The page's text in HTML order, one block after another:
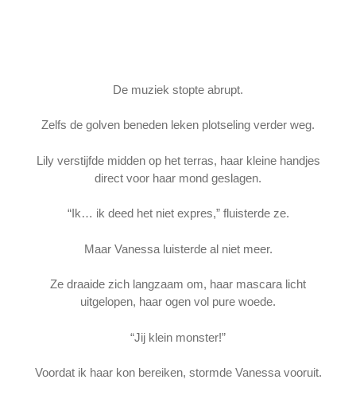
De muziek stopte abrupt.
Zelfs de golven beneden leken plotseling verder weg.
Lily verstijfde midden op het terras, haar kleine handjes
direct voor haar mond geslagen.
“Ik… ik deed het niet expres,” fluisterde ze.
Maar Vanessa luisterde al niet meer.
Ze draaide zich langzaam om, haar mascara licht
uitgelopen, haar ogen vol pure woede.
“Jij klein monster!”
Voordat ik haar kon bereiken, stormde Vanessa vooruit.